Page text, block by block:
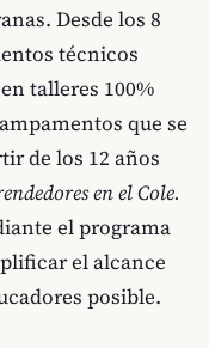
Desde los 8
técnicos
talleres 100%
que se
de los 12 años
en el Cole.
el programa
el alcance
posible.